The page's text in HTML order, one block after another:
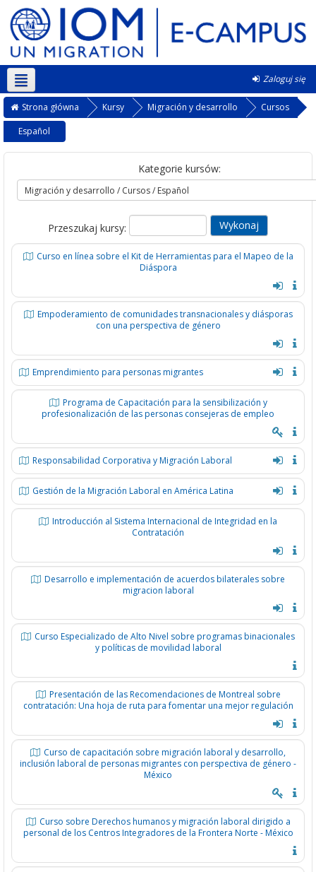
Zaloguj się
Polski ‎(pl)‎
Strona główna Kursy Migración y desarrollo
Cursos
Español
Kategorie kursów:
Przeszukaj kursy:
Curso en línea sobre el Kit de Herramientas para el Mapeo de la
Diáspora
Empoderamiento de comunidades transnacionales y diásporas
con una perspectiva de género
Emprendimiento para personas migrantes
Programa de Capacitación para la sensibilización y
profesionalización de las personas consejeras de empleo
Responsabilidad Corporativa y Migración Laboral
Gestión de la Migración Laboral en América Latina
Introducción al Sistema Internacional de Integridad en la
Contratación
Desarrollo e implementación de acuerdos bilaterales sobre
migracion laboral
Curso Especializado de Alto Nivel sobre programas binacionales
y políticas de movilidad laboral
Presentación de las Recomendaciones de Montreal sobre
contratación: Una hoja de ruta para fomentar una mejor regulación
Curso de capacitación sobre migración laboral y desarrollo,
inclusión laboral de personas migrantes con perspectiva de género -
México
Curso sobre Derechos humanos y migración laboral dirigido a
personal de los Centros Integradores de la Frontera Norte - México